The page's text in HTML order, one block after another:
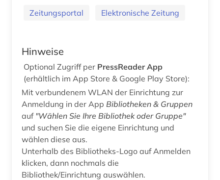
Zeitungsportal Elektronische Zeitung
Hinweise
Optional Zugriff per PressReader App
(erhältlich im App Store & Google Play Store):
Mit verbundenem WLAN der Einrichtung zur
Anmeldung in der App Bibliotheken & Gruppen
auf "Wählen Sie Ihre Bibliothek oder Gruppe"
und suchen Sie die eigene Einrichtung und
wählen diese aus.
Unterhalb des Bibliotheks-Logo auf Anmelden
klicken, dann nochmals die
Bibliothek/Einrichtung auswählen.